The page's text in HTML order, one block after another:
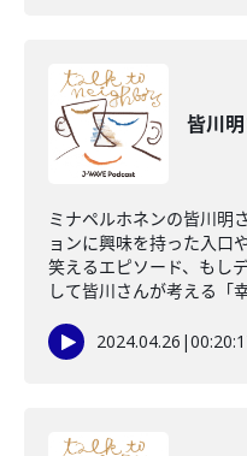
皆川
ミナペルホネンの皆川明
ョンに興味を持った入口
笑えるエピソード、もし
して皆川さんが考える「
2024.04.26 |